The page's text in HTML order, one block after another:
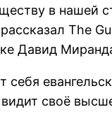
в нашей
The
Давид
своё